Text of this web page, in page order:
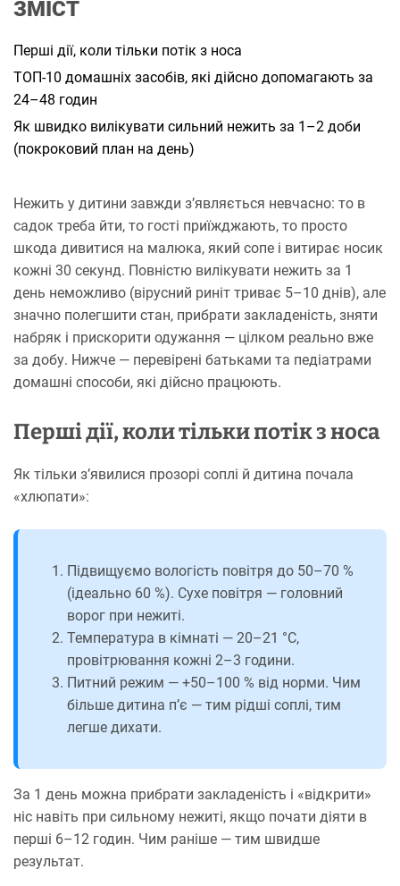
ЗМІСТ
Перші дії, коли тільки потік з носа
ТОП-10 домашніх засобів, які дійсно допомагають за
24–48 годин
Як швидко вилікувати сильний нежить за 1–2 доби
(покроковий план на день)
Нежить у дитини завжди з’являється невчасно: то в
садок треба йти, то гості приїжджають, то просто
шкода дивитися на малюка, який сопе і витирає носик
кожні 30 секунд. Повністю вилікувати нежить за 1
день неможливо (вірусний риніт триває 5–10 днів), але
значно полегшити стан, прибрати закладеність, зняти
набряк і прискорити одужання — цілком реально вже
за добу. Нижче — перевірені батьками та педіатрами
домашні способи, які дійсно працюють.
Перші дії, коли тільки потік з носа
Як тільки з’явилися прозорі соплі й дитина почала
«хлюпати»:
Підвищуємо вологість повітря до 50–70 %
(ідеально 60 %). Сухе повітря — головний
ворог при нежиті.
Температура в кімнаті — 20–21 °С,
провітрювання кожні 2–3 години.
Питний режим — +50–100 % від норми. Чим
більше дитина п’є — тим рідші соплі, тим
легше дихати.
За 1 день можна прибрати закладеність і «відкрити»
ніс навіть при сильному нежиті, якщо почати діяти в
перші 6–12 годин. Чим раніше — тим швидше
результат.